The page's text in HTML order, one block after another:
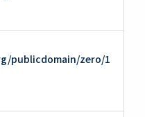
publicdomain/zero/1